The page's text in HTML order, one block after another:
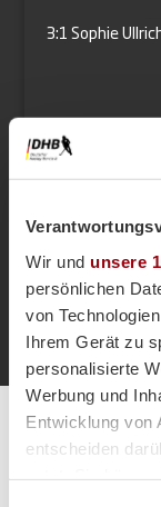
Wir und unsere
persönlichen
von
Ihrem Gerät zu
personalisierte
Werbung und
Entwicklung von
entscheiden
3:1 Sophie
Alle Spiele